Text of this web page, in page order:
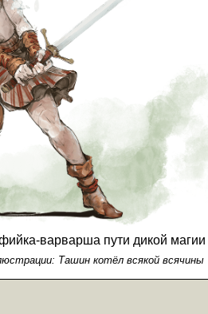
варварша пути дикой магии
Ташин котёл всякой всячины